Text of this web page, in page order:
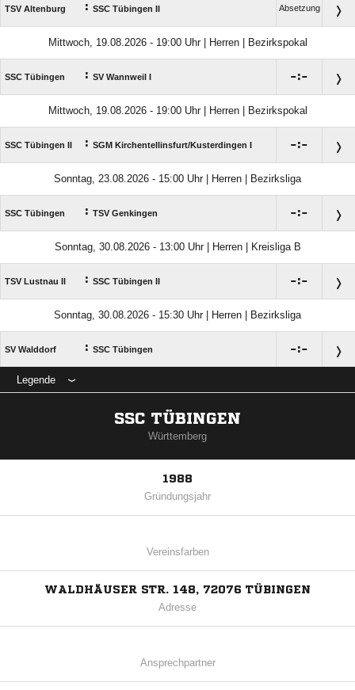
TSV Altenburg : SSC Tübingen II Absetzung
Mittwoch, 19.08.2026 - 19:00 Uhr | Herren | Bezirkspokal
SSC Tübingen : SV Wannweil I :
Mittwoch, 19.08.2026 - 19:00 Uhr | Herren | Bezirkspokal
SSC Tübingen II : SGM Kirchentellinsfurt/​Kusterdingen I :
Sonntag, 23.08.2026 - 15:00 Uhr | Herren | Bezirksliga
SSC Tübingen : TSV Genkingen :
Sonntag, 30.08.2026 - 13:00 Uhr | Herren | Kreisliga B
TSV Lustnau II : SSC Tübingen II :
Sonntag, 30.08.2026 - 15:30 Uhr | Herren | Bezirksliga
SV Walddorf : SSC Tübingen :
Legende
SSC TÜBINGEN
Württemberg
1988
Gründungsjahr
Vereinsfarben
WALDHÄUSER STR. 148, 72076 TÜBINGEN
Adresse
Ansprechpartner